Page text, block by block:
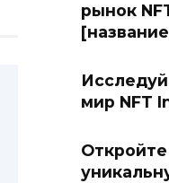
рынок
мир NFT